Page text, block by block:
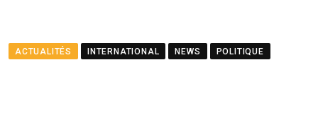
ACTUALITÉS INTERNATIONAL NEWS POLITIQUE